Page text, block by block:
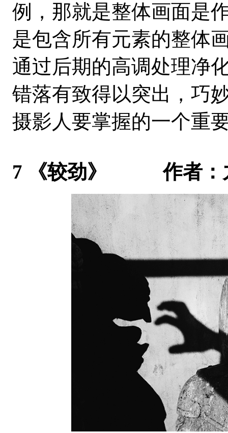
例，那就是整体画面是
是包含所有元素的整体
通过后期的高调处理净
错落有致得以突出，巧
摄影人要掌握的一个重
7 《较劲》 作者：